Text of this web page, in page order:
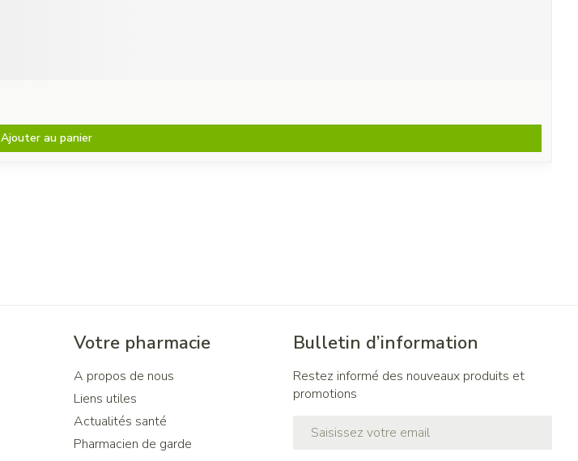
Ajouter au panier
Votre pharmacie
A propos de nous
Liens utiles
Actualités santé
Pharmacien de garde
Bulletin d’information
Restez informé des nouveaux produits et
promotions